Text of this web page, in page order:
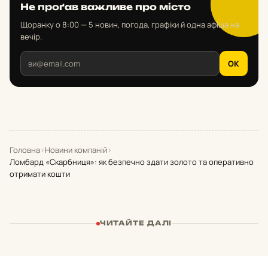
Не проґав важливе про місто
Щоранку о 8:00 — 5 новин, погода, графіки й одна афіша на
вечір.
OK
Головна›Новини компаній›
Ломбард «Скарбниця»: як безпечно здати золото та оперативно
отримати кошти
ЧИТАЙТЕ ДАЛІ